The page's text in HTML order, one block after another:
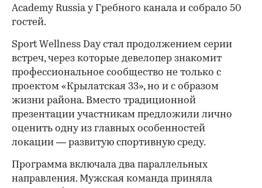
Academy Russia у Гребного канала и собрало 50
гостей.
Sport Wellness Day стал продолжением серии
встреч, через которые девелопер знакомит
профессиональное сообщество не только с
проектом «Крылатская 33», но и с образом
жизни района. Вместо традиционной
презентации участникам предложили лично
оценить одну из главных особенностей
локации — развитую спортивную среду.
Программа включала два параллельных
направления. Мужская команда приняла